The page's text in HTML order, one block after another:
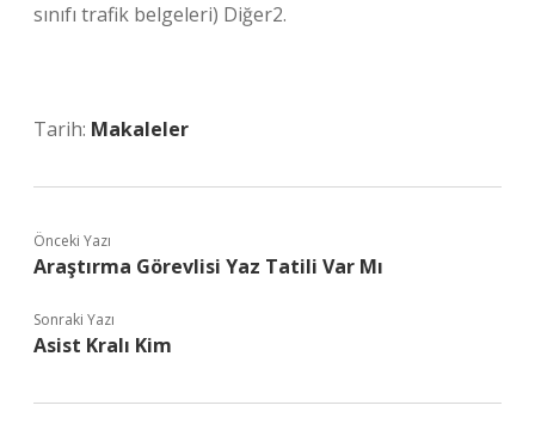
sınıfı trafik belgeleri) Diğer2.
Tarih: Makaleler
Önceki Yazı
Araştırma Görevlisi Yaz Tatili Var Mı
Sonraki Yazı
Asist Kralı Kim